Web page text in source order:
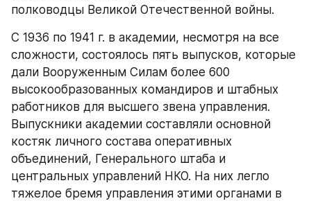
полководцы Великой Отечественной войны.
С 1936 по 1941 г. в академии, несмотря на все
сложности, состоялось пять выпусков, которые
дали Вооруженным Силам более 600
высокообразованных командиров и штабных
работников для высшего звена управления.
Выпускники академии составляли основной
костяк личного состава оперативных
объединений, Генерального штаба и
центральных управлений НКО. На них легло
тяжелое бремя управления этими органами в